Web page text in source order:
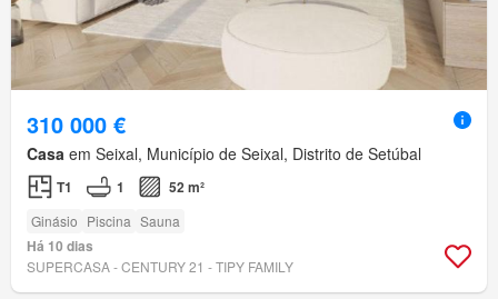
310 000 €
Casa em Seixal, Município de Seixal, Distrito de Setúbal
T1 1 52 m²
Ginásio Piscina Sauna
Há 10 dias
SUPERCASA - CENTURY 21 - TIPY FAMILY